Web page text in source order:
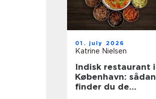
01. july 2026
Katrine Nielsen
Indisk restaurant i
København: sådan
finder du de